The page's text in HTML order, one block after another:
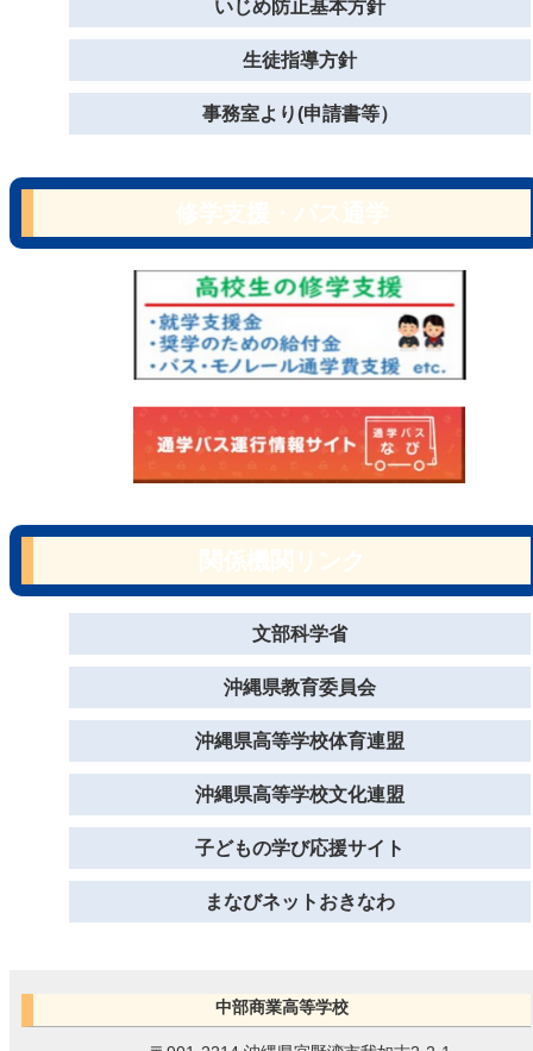
いじめ防止基本方針
生徒指導方針
事務室より(申請書等）
文部科学省
沖縄県教育委員会
沖縄県高等学校体育連盟
沖縄県高等学校文化連盟
子どもの学び応援サイト
まなびネットおきなわ
中部商業高等学校